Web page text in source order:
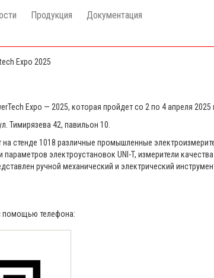
Продукция Документация
Expo 2025
Expo — 2025, которая пройдет со 2 по 4 апреля 2025
Тимирязева 42, павильон 10.
на стенде 1018 различные промышленные
электроустановок UNI-T, измерители
ручной механический и электрический
помощью телефона: